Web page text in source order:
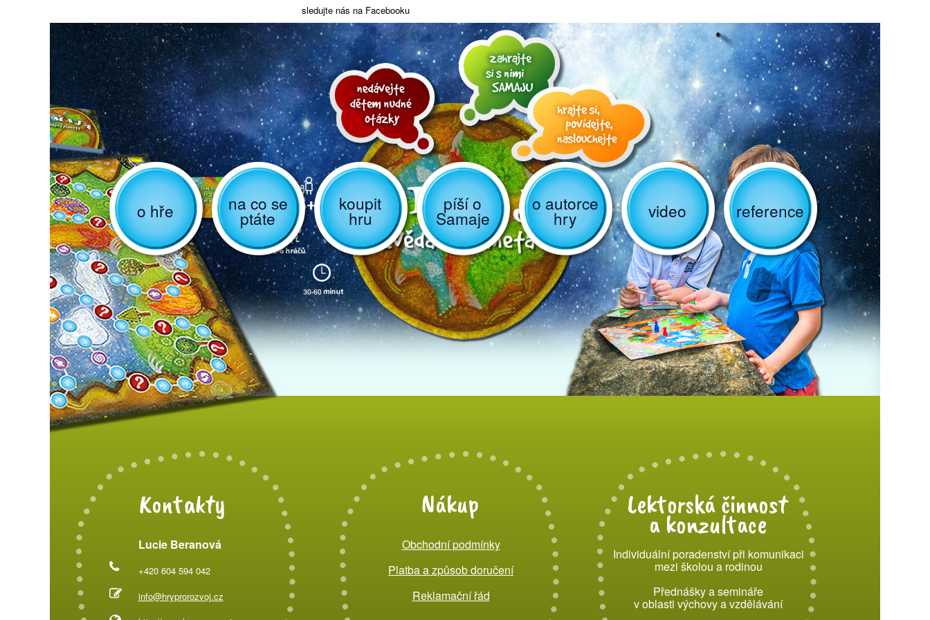
sledujte nás na Facebooku
o hře na co se
ptáte
koupit
hru
píší o
Samaje
o autorce
hry video reference
Kontakty
Lucie Beranová
+420 604 594 042
info@hryprorozvoj.cz
Nákup
Obchodní podmínky
Platba a způsob doručení
Reklamační řád
Lektorská činnost
a konzultace
Individuální poradenství při komunikaci
mezi školou a rodinou
Přednášky a semináře
v oblasti výchovy a vzdělávání